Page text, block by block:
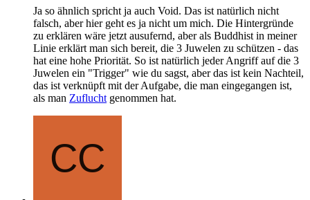
Ja so ähnlich spricht ja auch Void. Das ist natürlich nicht
falsch, aber hier geht es ja nicht um mich. Die Hintergründe
zu erklären wäre jetzt ausufernd, aber als Buddhist in meiner
Linie erklärt man sich bereit, die 3 Juwelen zu schützen - das
hat eine hohe Priorität. So ist natürlich jeder Angriff auf die 3
Juwelen ein "Trigger" wie du sagst, aber das ist kein Nachteil,
das ist verknüpft mit der Aufgabe, die man eingegangen ist,
als man Zuflucht genommen hat.